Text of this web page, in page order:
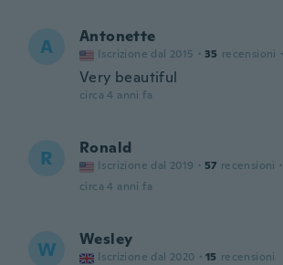
A Antonette
Iscrizione dal 2015 · 35 recensioni ·
Very beautiful
circa 4 anni fa
R Ronald
Iscrizione dal 2019 · 57 recensioni ·
circa 4 anni fa
W Wesley
Iscrizione dal 2020 · 15 recensioni